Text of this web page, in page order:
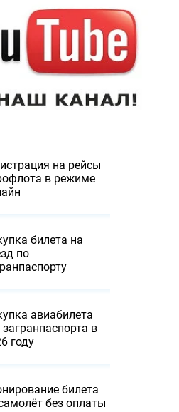
на рейсы
в режиме
билета на
по
авиабилета
загранпаспорта в
году
билета
без оплаты